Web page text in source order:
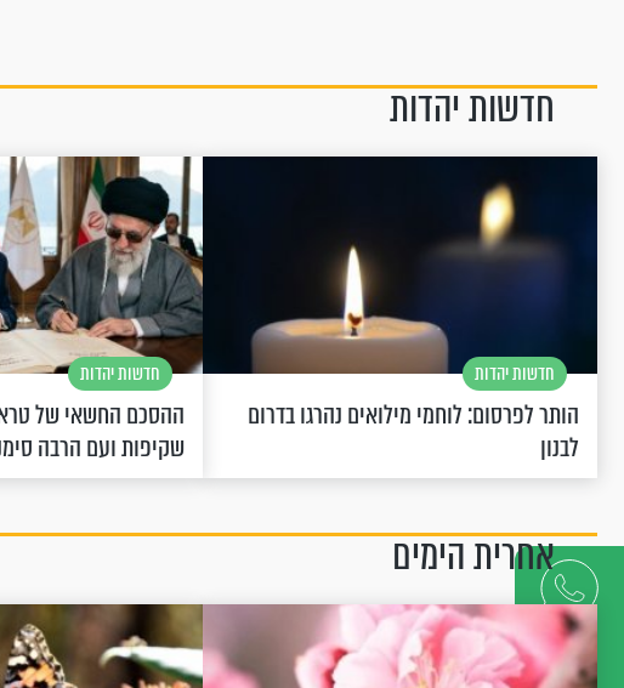
דברו
איתנו
חדשות יהדות
חדשות יהדות
הותר לפרסום: לוחמי מילואים נהרגו בדרום
לבנון
חדשות יהדות
ההסכם החשאי של
שקיפות ועם הרבה
אחרית הימים